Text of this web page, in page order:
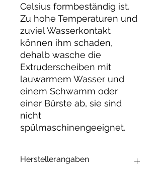
Celsius formbeständig ist.
Zu hohe Temperaturen und
zuviel Wasserkontakt
können ihm schaden,
dehalb wasche die
Extruderscheiben mit
lauwarmem Wasser und
einem Schwamm oder
einer Bürste ab, sie sind
nicht
spülmaschinengeeignet.
Herstellerangaben